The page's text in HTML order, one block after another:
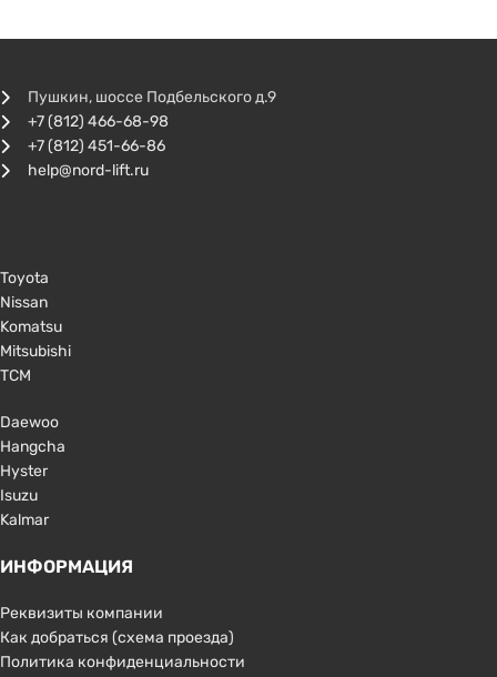
Пушкин, шоссе Подбельского д.9
+7 (812) 466-68-98
+7 (812) 451-66-86
help@nord-lift.ru
Toyota
Nissan
Komatsu
Mitsubishi
TCM
Daewoo
Hangcha
Hyster
Isuzu
Kalmar
ИНФОРМАЦИЯ
Реквизиты компании
Как добраться (схема проезда)
Политика конфиденциальности